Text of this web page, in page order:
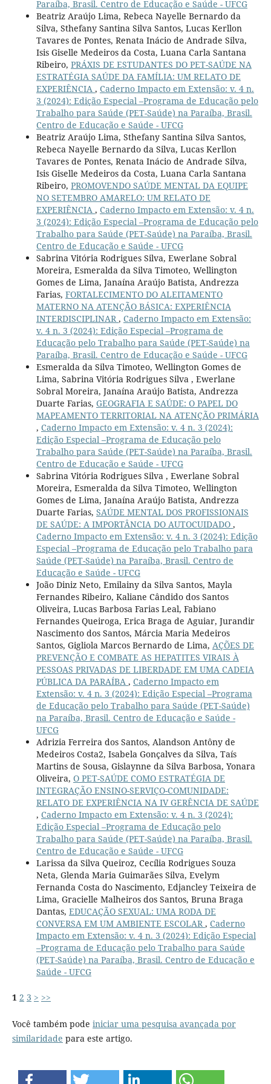
Paraíba, Brasil. Centro de Educação e Saúde - UFCG
Beatriz Araújo Lima, Rebeca Nayelle Bernardo da
Silva, Sthefany Santina Silva Santos, Lucas Kerllon
Tavares de Pontes, Renata Inácio de Andrade Silva,
Isis Giselle Medeiros da Costa, Luana Carla Santana
Ribeiro, PRÁXIS DE ESTUDANTES DO PET-SAÚDE NA
ESTRATÉGIA SAÚDE DA FAMÍLIA: UM RELATO DE
EXPERIÊNCIA , Caderno Impacto em Extensão: v. 4 n.
3 (2024): Edição Especial –Programa de Educação pelo
Trabalho para Saúde (PET-Saúde) na Paraíba, Brasil.
Centro de Educação e Saúde - UFCG
Beatriz Araújo Lima, Sthefany Santina Silva Santos,
Rebeca Nayelle Bernardo da Silva, Lucas Kerllon
Tavares de Pontes, Renata Inácio de Andrade Silva,
Isis Giselle Medeiros da Costa, Luana Carla Santana
Ribeiro, PROMOVENDO SAÚDE MENTAL DA EQUIPE
NO SETEMBRO AMARELO: UM RELATO DE
EXPERIÊNCIA , Caderno Impacto em Extensão: v. 4 n.
3 (2024): Edição Especial –Programa de Educação pelo
Trabalho para Saúde (PET-Saúde) na Paraíba, Brasil.
Centro de Educação e Saúde - UFCG
Sabrina Vitória Rodrigues Silva, Ewerlane Sobral
Moreira, Esmeralda da Silva Timoteo, Wellington
Gomes de Lima, Janaína Araújo Batista, Andrezza
Farias, FORTALECIMENTO DO ALEITAMENTO
MATERNO NA ATENÇÃO BÁSICA: EXPERIÊNCIA
INTERDISCIPLINAR, Caderno Impacto em Extensão:
v. 4 n. 3 (2024): Edição Especial –Programa de
Educação pelo Trabalho para Saúde (PET-Saúde) na
Paraíba, Brasil. Centro de Educação e Saúde - UFCG
Esmeralda da Silva Timoteo, Wellington Gomes de
Lima, Sabrina Vitória Rodrigues Silva , Ewerlane
Sobral Moreira, Janaína Araújo Batista, Andrezza
Duarte Farias, GEOGRAFIA E SAÚDE: O PAPEL DO
MAPEAMENTO TERRITORIAL NA ATENÇÃO PRIMÁRIA
, Caderno Impacto em Extensão: v. 4 n. 3 (2024):
Edição Especial –Programa de Educação pelo
Trabalho para Saúde (PET-Saúde) na Paraíba, Brasil.
Centro de Educação e Saúde - UFCG
Sabrina Vitória Rodrigues Silva , Ewerlane Sobral
Moreira, Esmeralda da Silva Timoteo, Wellington
Gomes de Lima, Janaína Araújo Batista, Andrezza
Duarte Farias, SAÚDE MENTAL DOS PROFISSIONAIS
DE SAÚDE: A IMPORTÂNCIA DO AUTOCUIDADO ,
Caderno Impacto em Extensão: v. 4 n. 3 (2024): Edição
Especial –Programa de Educação pelo Trabalho para
Saúde (PET-Saúde) na Paraíba, Brasil. Centro de
Educação e Saúde - UFCG
João Diniz Neto, Emilainy da Silva Santos, Mayla
Fernandes Ribeiro, Kaliane Cândido dos Santos
Oliveira, Lucas Barbosa Farias Leal, Fabiano
Fernandes Queiroga, Erica Braga de Aguiar, Jurandir
Nascimento dos Santos, Márcia Maria Medeiros
Santos, Gigliola Marcos Bernardo de Lima, AÇÕES DE
PREVENÇÃO E COMBATE AS HEPATITES VIRAIS À
PESSOAS PRIVADAS DE LIBERDADE EM UMA CADEIA
PÚBLICA DA PARAÍBA , Caderno Impacto em
Extensão: v. 4 n. 3 (2024): Edição Especial –Programa
de Educação pelo Trabalho para Saúde (PET-Saúde)
na Paraíba, Brasil. Centro de Educação e Saúde -
UFCG
Adrizia Ferreira dos Santos, Alandson Antôny de
Medeiros Costa2, Isabela Gonçalves da Silva, Taís
Martins de Sousa, Gislaynne da Silva Barbosa, Yonara
Oliveira, O PET-SAÚDE COMO ESTRATÉGIA DE
INTEGRAÇÃO ENSINO-SERVIÇO-COMUNIDADE:
RELATO DE EXPERIÊNCIA NA IV GERÊNCIA DE SAÚDE
, Caderno Impacto em Extensão: v. 4 n. 3 (2024):
Edição Especial –Programa de Educação pelo
Trabalho para Saúde (PET-Saúde) na Paraíba, Brasil.
Centro de Educação e Saúde - UFCG
Larissa da Silva Queiroz, Cecília Rodrigues Souza
Neta, Glenda Maria Guimarães Silva, Evelym
Fernanda Costa do Nascimento, Edjancley Teixeira de
Lima, Gracielle Malheiros dos Santos, Bruna Braga
Dantas, EDUCAÇÃO SEXUAL: UMA RODA DE
CONVERSA EM UM AMBIENTE ESCOLAR, Caderno
Impacto em Extensão: v. 4 n. 3 (2024): Edição Especial
–Programa de Educação pelo Trabalho para Saúde
(PET-Saúde) na Paraíba, Brasil. Centro de Educação e
Saúde - UFCG
1 2 3 > >>
Você também pode iniciar uma pesquisa avançada por
similaridade para este artigo.